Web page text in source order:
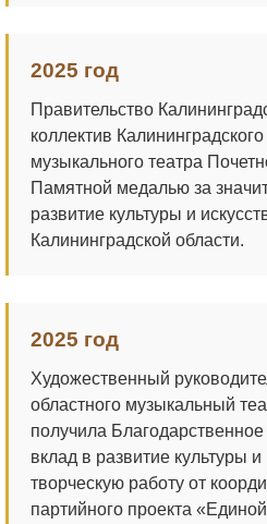
2025 год
Правительство
коллектив
музыкального театра
Памятной медалью за
развитие культуры и
Калининградской области.
2025 год
Художественный
областного музыкальный
получила
вклад в развитие культуры
творческую работу от
партийного проекта